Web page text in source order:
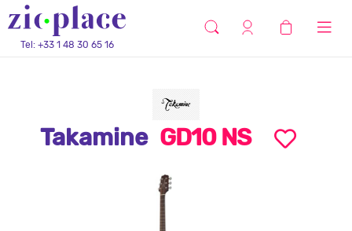
Tel: +33 1 48 30 65 16
Takamine GD10 NS